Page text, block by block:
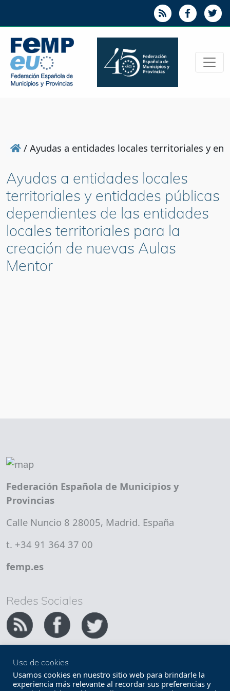
/ Ayudas a entidades locales territoriales y
Ayudas a entidades locales
territoriales y entidades públicas
dependientes de las entidades
locales territoriales para la
creación de nuevas Aulas
Mentor
Federación Española de Municipios y
Provincias
Calle Nuncio 8 28005, Madrid. España
t. +34 91 364 37 00
femp.es
Redes Sociales
Copyright FEMP
Accesibilidad
Uso de cookies
Usamos cookies en nuestro sitio web para brindarle la
experiencia más relevante al recordar sus preferencias y